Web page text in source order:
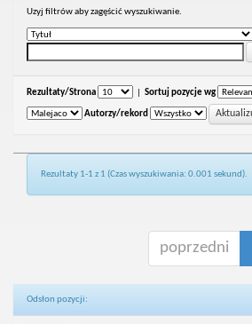
Uzyj filtrów aby zagęścić wyszukiwanie.
Rezultaty/Strona Sortuj pozycje wg
Autorzy/rekord
Rezultaty 1-1 z 1 (Czas wyszukiwania: 0.001 sekund).
poprzedni
Odsłon pozycji: